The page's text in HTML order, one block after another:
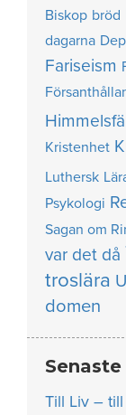
Biskop bröd
dagarna
Fariseism
Kristenhet
Luthersk
Psykologi
Sagan om
var det då
troslära
domen
Till Liv –